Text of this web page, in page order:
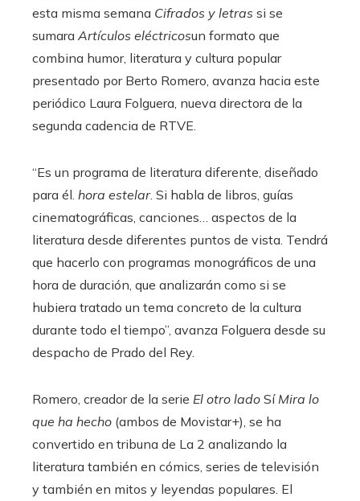
esta misma semana Cifrados y letras si se
sumara Artículos eléctricosun formato que
combina humor, literatura y cultura popular
presentado por Berto Romero, avanza hacia este
periódico Laura Folguera, nueva directora de la
segunda cadencia de RTVE.
“Es un programa de literatura diferente, diseñado
para él. hora estelar. Si habla de libros, guías
cinematográficas, canciones… aspectos de la
literatura desde diferentes puntos de vista. Tendrá
que hacerlo con programas monográficos de una
hora de duración, que analizarán como si se
hubiera tratado un tema concreto de la cultura
durante todo el tiempo”, avanza Folguera desde su
despacho de Prado del Rey.
Romero, creador de la serie El otro lado SíMira lo
que ha hecho (ambos de Movistar+), se ha
convertido en tribuna de La 2 analizando la
literatura también en cómics, series de televisión
y también en mitos y leyendas populares. El